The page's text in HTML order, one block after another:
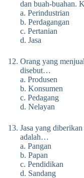
dan buah-buahan.
a. Perindustrian
b. Perdagangan
c. Pertanian
d. Jasa
Orang yang
disebut…
a. Produsen
b. Konsumen
c. Pedagang
d. Nelayan
Jasa yang
adalah…
a. Pangan
b. Papan
c. Pendidikan
d. Sandang